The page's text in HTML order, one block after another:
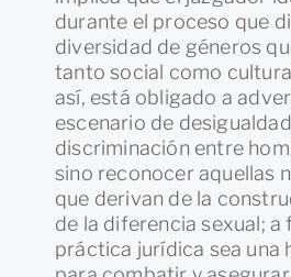
durante el proceso que
diversidad de géneros
tanto social como
así, está obligado a
escenario de
discriminación entre
sino reconocer aquellas
que derivan de la
de la diferencia sexual; a
práctica jurídica sea una